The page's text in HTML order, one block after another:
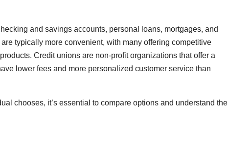
and savings accounts, personal loans, mortgages, and
typically more convenient, with many offering competitive
Credit unions are non-profit organizations that offer a
lower fees and more personalized customer service than
chooses, it’s essential to compare options and understand the